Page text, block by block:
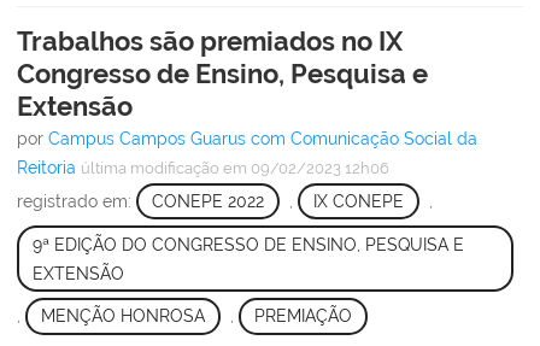
Trabalhos são premiados no IX
Congresso de Ensino, Pesquisa e
Extensão
por Campus Campos Guarus com Comunicação Social da
Reitoria última modificação em 09/02/2023 12h06
registrado em: CONEPE 2022 IX CONEPE
9ª EDIÇÃO DO CONGRESSO DE ENSINO, PESQUISA E
EXTENSÃO
, MENÇÃO HONROSA , PREMIAÇÃO